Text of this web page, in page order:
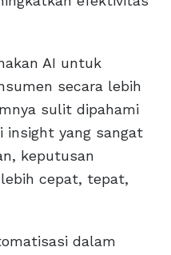
AI untuk
secara lebih
sulit dipahami
insight yang sangat
keputusan
cepat, tepat,
dalam